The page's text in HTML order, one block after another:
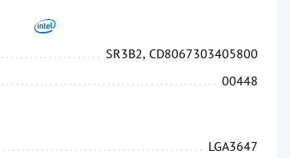
SR3B2, CD8067303405800
00448
LGA3647